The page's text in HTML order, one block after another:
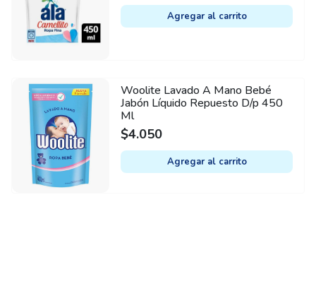
Agregar al carrito
Woolite Lavado A Mano Bebé
Jabón Líquido Repuesto D/p 450
Ml
$4.050
Agregar al carrito